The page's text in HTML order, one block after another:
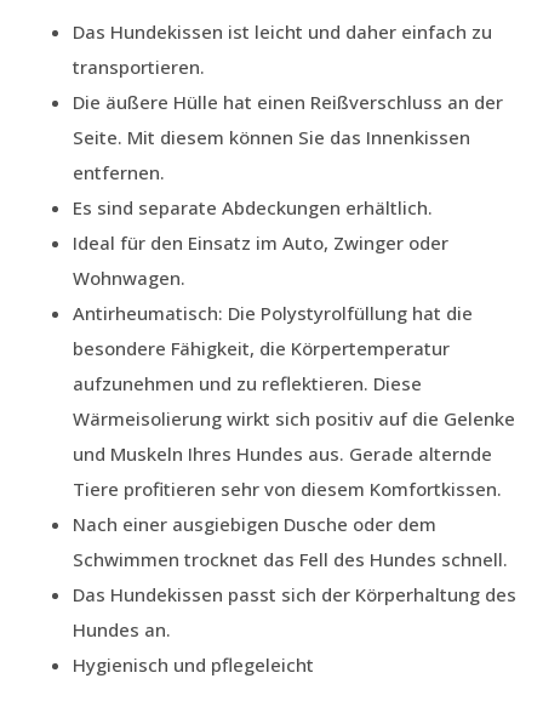
Das Hundekissen ist leicht und daher einfach zu
transportieren.
Die äußere Hülle hat einen Reißverschluss an der
Seite. Mit diesem können Sie das Innenkissen
entfernen.
Es sind separate Abdeckungen erhältlich.
Ideal für den Einsatz im Auto, Zwinger oder
Wohnwagen.
Antirheumatisch: Die Polystyrolfüllung hat die
besondere Fähigkeit, die Körpertemperatur
aufzunehmen und zu reflektieren. Diese
Wärmeisolierung wirkt sich positiv auf die Gelenke
und Muskeln Ihres Hundes aus. Gerade alternde
Tiere profitieren sehr von diesem Komfortkissen.
Nach einer ausgiebigen Dusche oder dem
Schwimmen trocknet das Fell des Hundes schnell.
Das Hundekissen passt sich der Körperhaltung des
Hundes an.
Hygienisch und pflegeleicht